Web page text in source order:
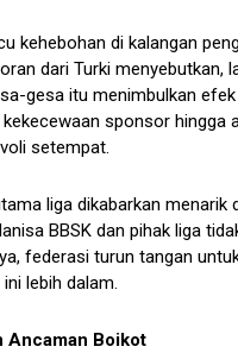
kehebohan di kalangan
dari Turki menyebutkan,
gesa itu menimbulkan
sponsor hingga
setempat.
liga dikabarkan menarik
BBSK dan pihak liga
federasi turun tangan
lebih dalam.
Ancaman Boikot